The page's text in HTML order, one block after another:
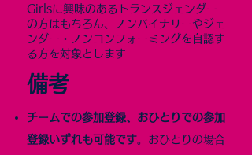
Girlsに興味のあるトランスジェンダー
の方はもちろん、ノンバイナリーやジェ
ンダー・ノンコンフォーミングを自認す
る方を対象とします
​備考
チームでの参加登録、おひとりでの参加
登録いずれも可能です。おひとりの場合